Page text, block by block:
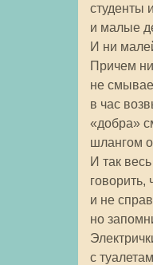
студенты
и малые
И ни
Причем
не
в час
«добра»
шлангом
И так
говорить,
и не
но
с